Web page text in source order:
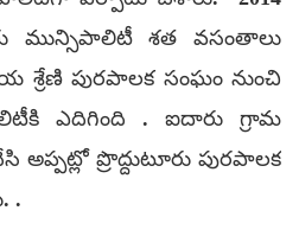
మున్సిపాలిటీ శత వసంతాలు
శ్రేణి పురపాలక సంఘం నుంచి
ఎదిగింది . ఐదారు గ్రామ
ప్రొద్దుటూరు పురపాలక
.